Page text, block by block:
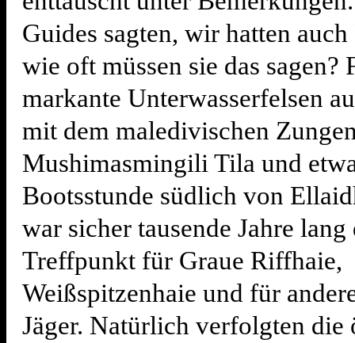
Guides sagten, wir hatten auch
wie oft müssen sie das sagen?
markante Unterwasserfelsen
mit dem maledivischen
Mushimasmingili Tila und
Bootsstunde südlich von
war sicher tausende Jahre lang
Treffpunkt für Graue Riffhaie,
Weißspitzenhaie und für
Jäger. Natürlich verfolgten die